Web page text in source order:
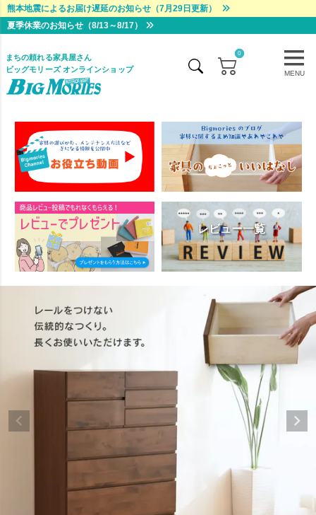
熊本地震によるお届け遅延のお知らせ（7月29日更新）
夏季休業のお知らせ（8/13～8/17）
MENU
まちの頼れる家具屋さん
ビッグモリーズ オンラインショップ
0
レビュー一覧